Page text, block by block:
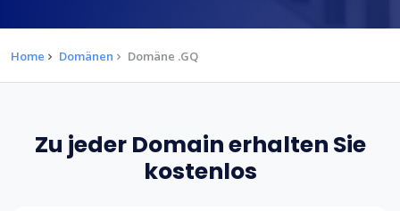
Home Domänen Domäne .GQ
Zu jeder Domain erhalten Sie
kostenlos